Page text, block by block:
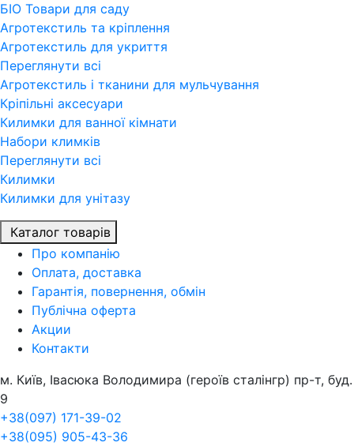
БІО Товари для саду
Агротекстиль та кріплення
Агротекстиль для укриття
Переглянути всi
Агротекстиль і тканини для мульчування
Кріпільні аксесуари
Килимки для ванної кімнати
Набори климків
Переглянути всi
Килимки
Килимки для унітазу
Каталог товарів
Про компанiю
Оплата, доставка
Гарантія, повернення, обмін
Публічна оферта
Акции
Контакти
м. Київ, Івасюка Володимира (героїв сталінгр) пр-т, буд.
9
+38(097) 171-39-02
+38(095) 905-43-36